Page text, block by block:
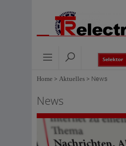
Home > Aktuelles > News
News